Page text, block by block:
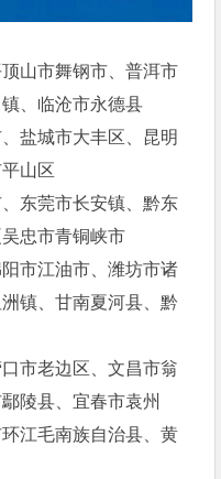
山市舞钢市、普洱市
、临沧市永德县
盐城市大丰区、昆明
山区
东莞市长安镇、黔东
忠市青铜峡市
市江油市、潍坊市诸
镇、甘南夏河县、黔
市老边区、文昌市翁
陵县、宜春市袁州
江毛南族自治县、黄